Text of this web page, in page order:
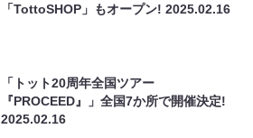
「TottoSHOP」もオープン!2025.02.16
「トット20周年全国ツアー
『PROCEED』」全国7か所で開催決定!
2025.02.16